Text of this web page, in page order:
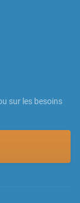
sur les besoins